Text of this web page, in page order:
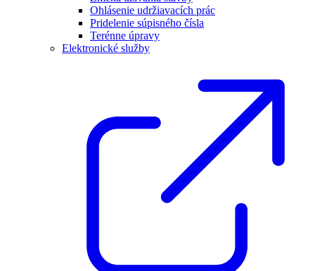
Ohlásenie udržiavacích prác
Pridelenie súpisného čísla
Terénne úpravy
Elektronické služby